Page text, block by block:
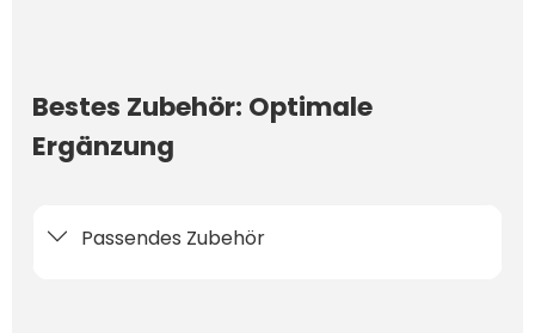
Bestes Zubehör: Optimale
Ergänzung
Passendes Zubehör